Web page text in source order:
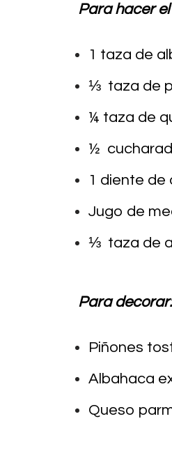
Para hacer
1 taza de
⅓ taza de
¼ taza de
½
1 diente de
Jugo de
⅓ taza de
Para decorar:
Piñones
Albahaca
Queso